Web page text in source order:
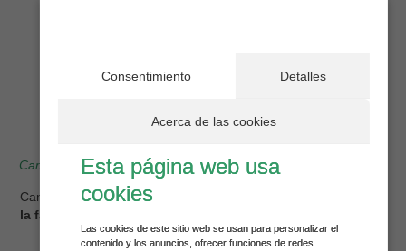
5 Fotos
Camping La Noguera, Vive la Natura
Camping La Noguera es un buen sitio para
la familia cerca de Sidamon
Sant Llorenç de Montgai a 25.85 Kms. en línea recta.
Consentimiento Detalles
Acerca de las cookies
Esta página web usa
cookies
Las cookies de este sitio web se usan para personalizar el
contenido y los anuncios, ofrecer funciones de redes